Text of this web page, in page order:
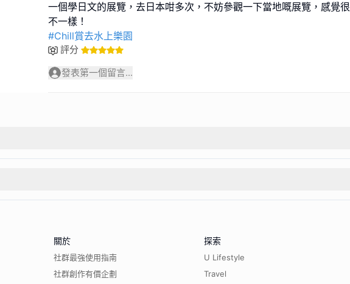
一個學日文的展覽，去日本咁多次，不妨參觀一下當地嘅展覽，感覺很
#Chill賞去水上樂園
評分
發表第一個留言...
關於
社群最強使用指南
社群創作有價企劃
探索
U Lifestyle
Travel